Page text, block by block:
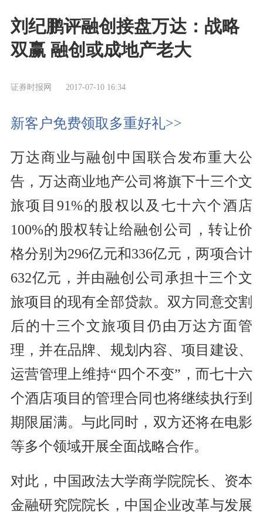
刘纪鹏评融创接盘万达：战略
双赢 融创或成地产老大
证券时报网 2017-07-10 16:34
新客户免费领取多重好礼>>
万达商业与融创中国联合发布重大公
告，万达商业地产公司将旗下十三个文
旅项目91%的股权以及七十六个酒店
100%的股权转让给融创公司，转让价
格分别为296亿元和336亿元，两项合计
632亿元，并由融创公司承担十三个文
旅项目的现有全部贷款。双方同意交割
后的十三个文旅项目仍由万达方面管
理，并在品牌、规划内容、项目建设、
运营管理上维持“四个不变”，而七十六
个酒店项目的管理合同也将继续执行到
期限届满。与此同时，双方还将在电影
等多个领域开展全面战略合作。
对此，中国政法大学商学院院长、资本
金融研究院院长，中国企业改革与发展